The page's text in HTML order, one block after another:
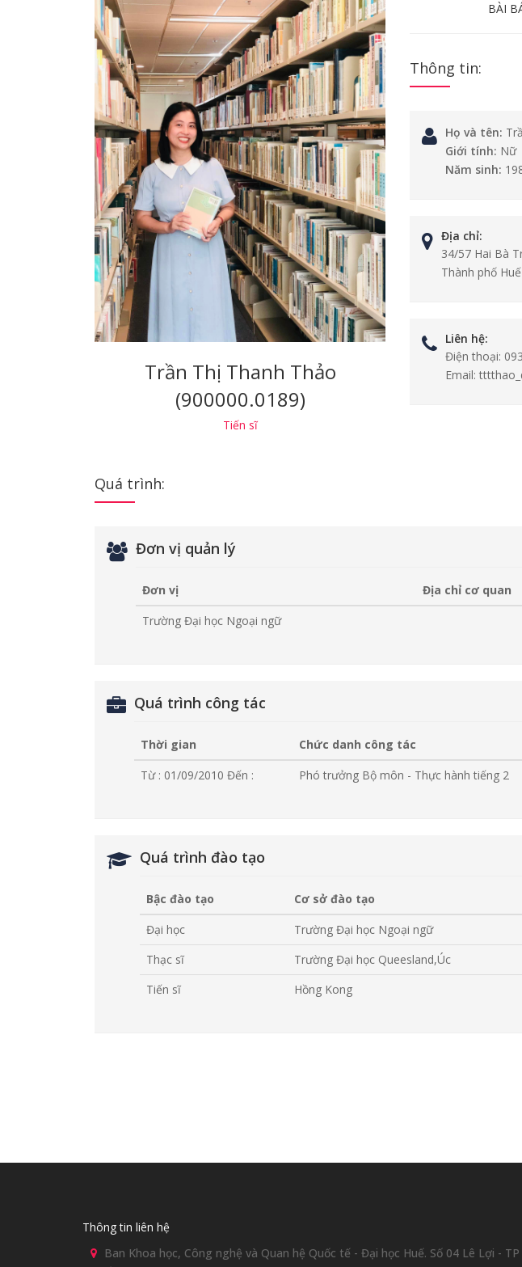
Trần Thị Thanh Thảo
(900000.0189)
Tiến sĩ
BÀI
Thông tin:
Họ và tên:
Giới tính: Nữ
Năm sinh:
Địa chỉ:
34/57 Hai Bà
Thành phố
Liên hệ:
Điện thoại:
Email:
Quá trình:
Đơn vị quản lý
Đơn vị Địa chỉ cơ quan
Trường Đại học Ngoại ngữ
Quá trình công tác
Thời gian Chức danh công tác
Từ : 01/09/2010 Đến : Phó trưởng Bộ môn - Thực hành tiếng 2
Quá trình đào tạo
Bậc đào tạo Cơ sở đào tạo
Đại học
Trường Đại học Ngoại ngữ
Thạc sĩ
Trường Đại học Queesland,Úc
Tiến sĩ
Hồng Kong
Thông tin liên hệ
Ban Khoa học, Công nghệ và Quan hệ Quốc tế - Đại học Huế. Số 04 Lê Lợi - TP